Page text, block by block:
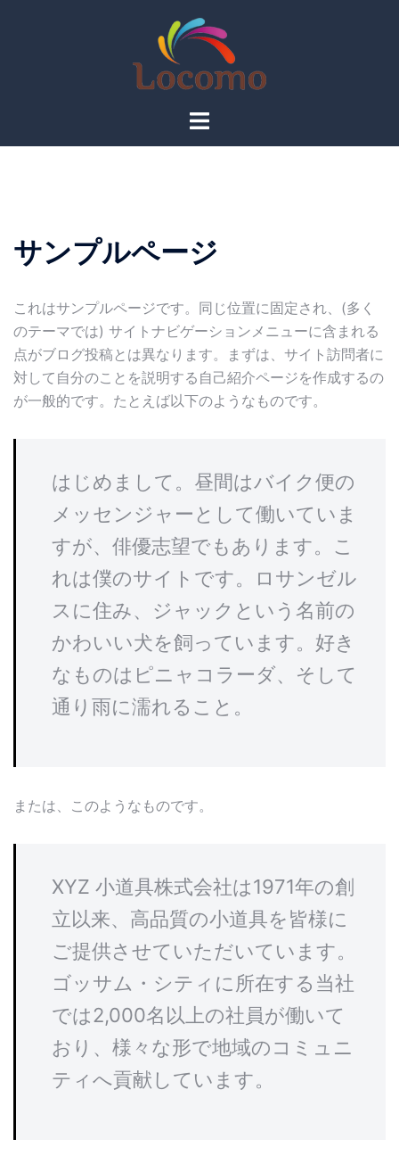
ス
ト
ー
サンプルページ
これはサンプルページです。同じ位置に固定され、(多く
のテーマでは) サイトナビゲーションメニューに含まれる
点がブログ投稿とは異なります。まずは、サイト訪問者に
対して自分のことを説明する自己紹介ページを作成するの
が一般的です。たとえば以下のようなものです。
はじめまして。昼間はバイク便の
メッセンジャーとして働いていま
すが、俳優志望でもあります。こ
れは僕のサイトです。ロサンゼル
スに住み、ジャックという名前の
かわいい犬を飼っています。好き
なものはピニャコラーダ、そして
通り雨に濡れること。
または、このようなものです。
XYZ 小道具株式会社は1971年の創
立以来、高品質の小道具を皆様に
ご提供させていただいています。
ゴッサム・シティに所在する当社
では2,000名以上の社員が働いて
おり、様々な形で地域のコミュニ
ティへ貢献しています。